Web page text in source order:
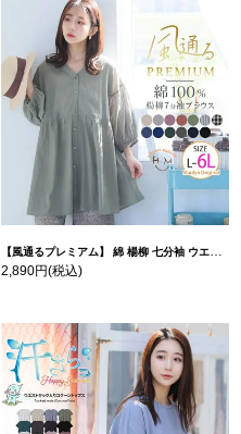
【風通るプレミアム】 綿 楊柳 七分袖 ウエストギャザー ブラウス | 大きいサイズの通販ならハッピーマリリン
2,890円(税込)